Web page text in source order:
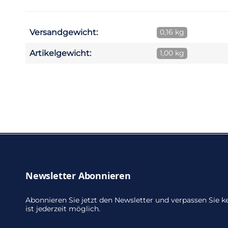
Versandgewicht: 0,16 kg
Artikelgewicht: 1,00 kg
Newsletter Abonnieren
Abonnieren Sie jetzt den Newsletter und verpassen Sie
ist jederzeit möglich.